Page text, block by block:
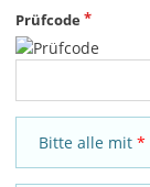
Prüfcode
Bitte alle mit *